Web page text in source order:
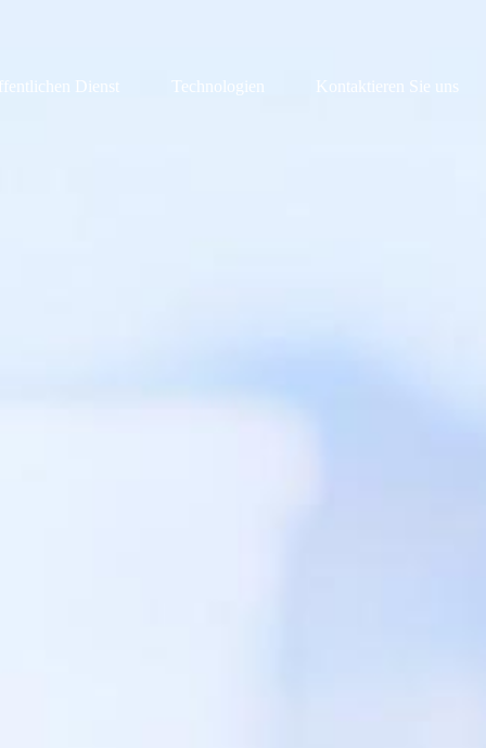
Dienst Technologien Kontaktieren Sie uns